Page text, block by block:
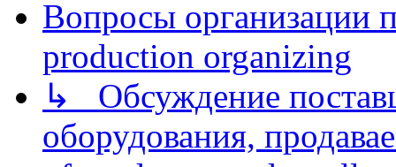
Вопросы организации
production organizing
↳ Обсуждение
оборудования,